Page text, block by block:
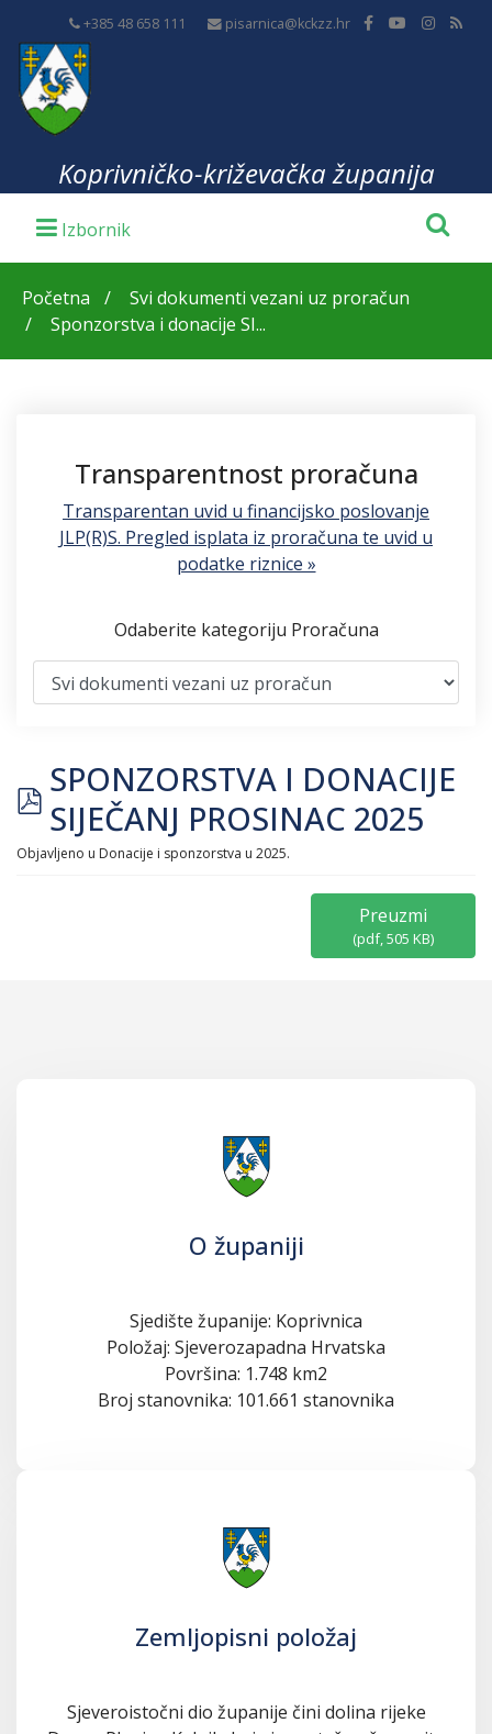
+385 48 658 111 pisarnica@kckzz.hr
Koprivničko-križevačka županija
Početna
Svi dokumenti vezani uz proračun
Sponzorstva i donacije SI...
Transparentnost proračuna
Transparentan uvid u financijsko poslovanje
JLP(R)S. Pregled isplata iz proračuna te uvid u
podatke riznice »
Odaberite kategoriju Proračuna
pdf
SPONZORSTVA I DONACIJE
SIJEČANJ PROSINAC 2025
Objavljeno u Donacije i sponzorstva u 2025.
Preuzmi
(pdf,505 KB)
O županiji
Sjedište županije: Koprivnica
Položaj: Sjeverozapadna Hrvatska
Površina: 1.748 km2
Broj stanovnika: 101.661 stanovnika
Zemljopisni položaj
Sjeveroistočni dio županije čini dolina rijeke